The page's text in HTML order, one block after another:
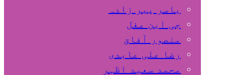
یاسر پیر زادہ
جی این مغل
منصور آفاق
رضا علی عابدی
محمد سعید اظہر